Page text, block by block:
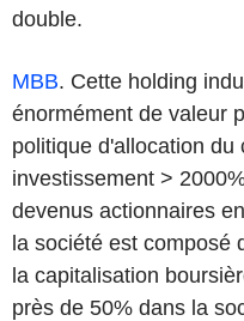
double.
MBB. Cette holding
énormément de valeur
politique d'allocation du
investissement >
devenus actionnaires
la société est composé
la capitalisation
près de 50% dans la